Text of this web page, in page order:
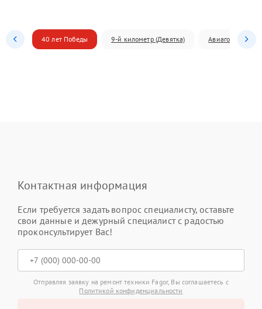
40 лет Победы 9-й километр (Девятка) Авиагородок
Контактная информация
Если требуется задать вопрос специалисту, оставьте
свои данные и дежурный специалист с радостью
проконсультирует Вас!
Отправляя заявку на ремонт техники Fagor, Вы соглашаетесь с
Политикой конфиденциальности